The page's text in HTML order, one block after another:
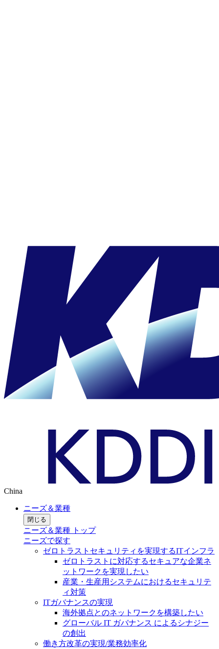
China
ニーズ＆業種
閉じる
ニーズ＆業種 トップ
ニーズで探す
ゼロトラストセキュリティを実現するITインフラ
ゼロトラストに対応するセキュアな企業ネ
ットワークを実現したい
産業・生産用システムにおけるセキュリテ
ィ対策
ITガバナンスの実現
海外拠点とのネットワークを構築したい
グローバル IT ガバナンス によるシナジー
の創出
働き方改革の実現/業務効率化